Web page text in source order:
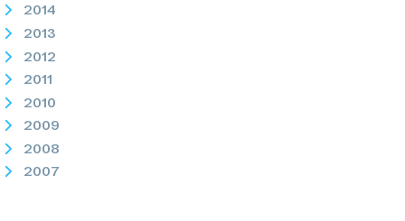
2014
2013
2012
2011
2010
2009
2008
2007